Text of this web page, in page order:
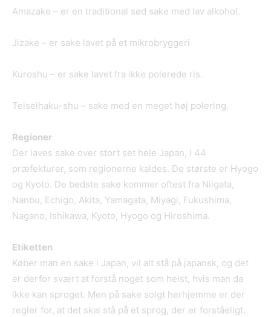
Amazake – er en traditional sød sake med lav alkohol.
Jizake – er sake lavet på et mikrobryggeri
Kuroshu – er sake lavet fra ikke polerede ris.
Teiseihaku-shu – sake med en meget høj polering.
Regioner
Der laves sake over stort set hele Japan, i 44
præfekturer, som regionerne kaldes. De største er Hyogo
og Kyoto. De bedste sake kommer oftest fra Niigata,
Nanbu, Echigo, Akita, Yamagata, Miyagi, Fukushima,
Nagano, Ishikawa, Kyoto, Hyogo og Hiroshima.
Etiketten
Køber man en sake i Japan, vil alt stå på japansk, og det
er derfor svært at forstå noget som helst, hvis man da
ikke kan sproget. Men på sake solgt herhjemme er der
regler for, at det skal stå på et sprog, der er forståeligt.